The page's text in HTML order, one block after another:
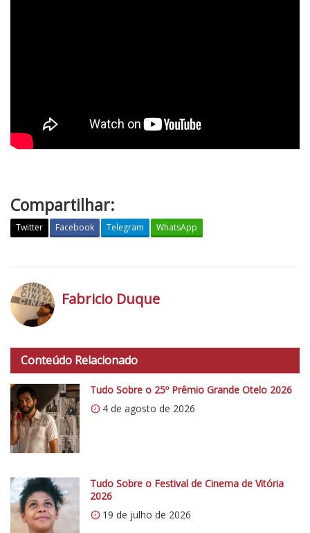
Compartilhar:
Twitter Facebook Telegram WhatsApp
D
E
O
C
L
U
S
I
O
:
E
t
p
s
:
/
/
0
.
w
Fabricio Duque
Conteúdo Relacionado
Tudo Sobre o 25º Prêmio Grande Otelo 2026
4 de agosto de 2026
Tudo Sobre o Festival de Cinema de Vitória
2026
19 de julho de 2026